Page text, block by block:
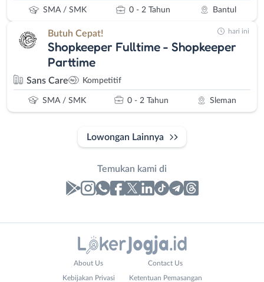
SMA / SMK 0 - 2 Tahun Bantul
Butuh Cepat!
Shopkeeper Fulltime - Shopkeeper
Parttime
Sans Care Kompetitif
SMA / SMK 0 - 2 Tahun Sleman
hari ini
Lowongan Lainnya
Temukan kami di
About Us Contact Us
Kebijakan Privasi Ketentuan Pemasangan